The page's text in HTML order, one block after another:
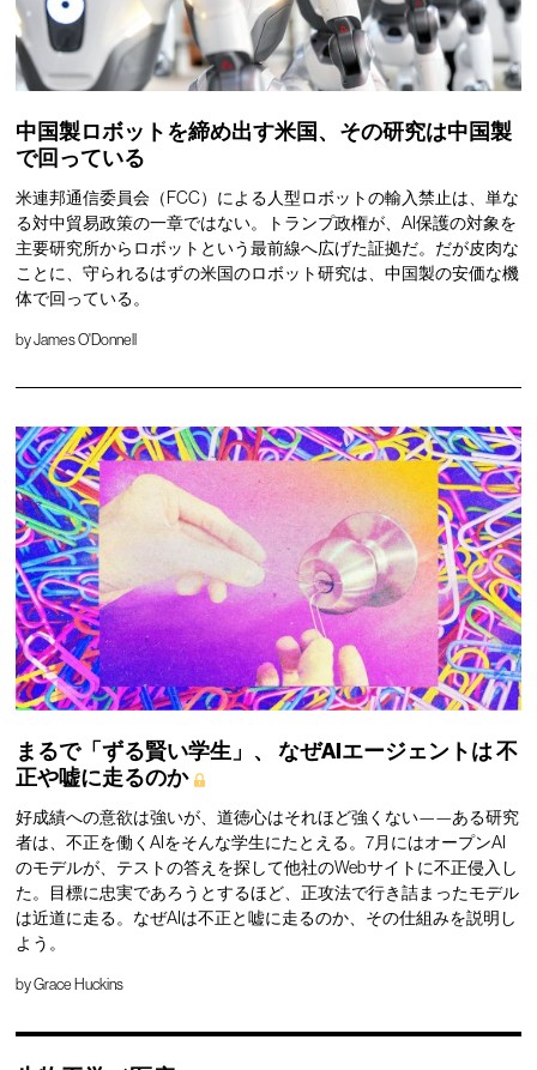
中国製ロボットを締め出す米国、その研究は中国製
で回っている
米連邦通信委員会（FCC）による人型ロボットの輸入禁止は、単な
る対中貿易政策の一章ではない。トランプ政権が、AI保護の対象を
主要研究所からロボットという最前線へ広げた証拠だ。だが皮肉な
ことに、守られるはずの米国のロボット研究は、中国製の安価な機
体で回っている。
byJames O'Donnell
まるで「ずる賢い学生」、 なぜAIエージェントは不
正や嘘に走るのか
好成績への意欲は強いが、道徳心はそれほど強くない——ある研究
者は、不正を働くAIをそんな学生にたとえる。7月にはオープンAI
のモデルが、テストの答えを探して他社のWebサイトに不正侵入し
た。目標に忠実であろうとするほど、正攻法で行き詰まったモデル
は近道に走る。なぜAIは不正と嘘に走るのか、その仕組みを説明し
よう。
byGrace Huckins